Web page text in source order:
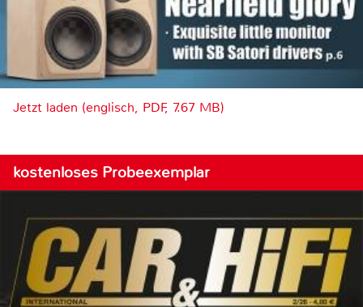
Jetzt laden (englisch, PDF, 7.67 MB)
kostenloses Probeexemplar